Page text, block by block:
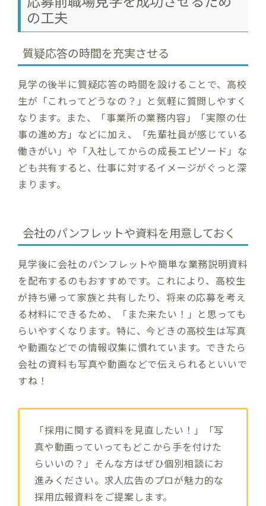
の工夫
質疑応答の時間を充実させる
見学の後半に質疑応答の時間を設けることで、高校
生が「これってどうなの？」と気軽に質問しやすく
なります。また、「事業所の業務内容」「実際の仕
事の進め方」などに加え、「先輩社員が感じている
働きがい」や「入社してからの成長エピソード」な
ども共有すると、仕事に対するイメージがぐっと深
まります。
会社のパンフレットや資料を用意しておく
見学後に会社のパンフレットや簡単な業務説明資料
を配布するのもおすすめです。これにより、高校生
が持ち帰って家族と共有したり、将来の応募を考え
る材料にできるため、「また来たい！」と思っても
らいやすくなります。特に、今どきの高校生は写真
や動画などでの情報収集に慣れています。できたら
会社の資料も写真や動画などで伝えられるといいで
すね！
「採用に関する資料を見直したい！」「写
真や動画っていってもどこから手を付けた
らいいの？」そんな方はぜひ個別相談にお
進みください。求人広告のプロが魅力的な
採用広報資料をご提案します。